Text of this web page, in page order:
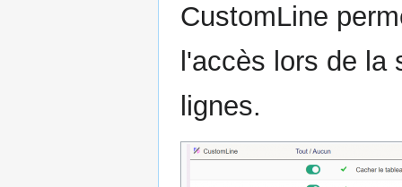
CustomLine
l'accès lors de la
lignes.